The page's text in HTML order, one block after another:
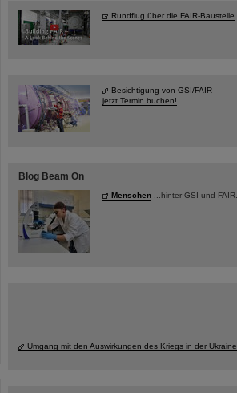
Rundflug über die FAIR-Baustelle
Besichtigung von GSI/FAIR –
jetzt Termin buchen!
Blog Beam On
Menschen ...hinter GSI und FAIR.
Umgang mit den Auswirkungen des Kriegs in der Ukraine